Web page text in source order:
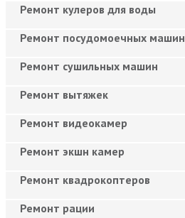
Ремонт кулеров для воды
Ремонт посудомоечных машин
Ремонт сушильных машин
Ремонт вытяжек
Ремонт видеокамер
Ремонт экшн камер
Ремонт квадрокоптеров
Ремонт рации